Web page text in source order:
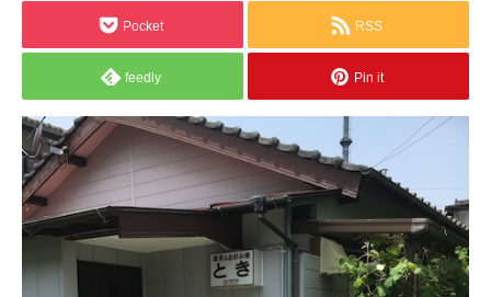
Pocket RSS
feedly Pin it